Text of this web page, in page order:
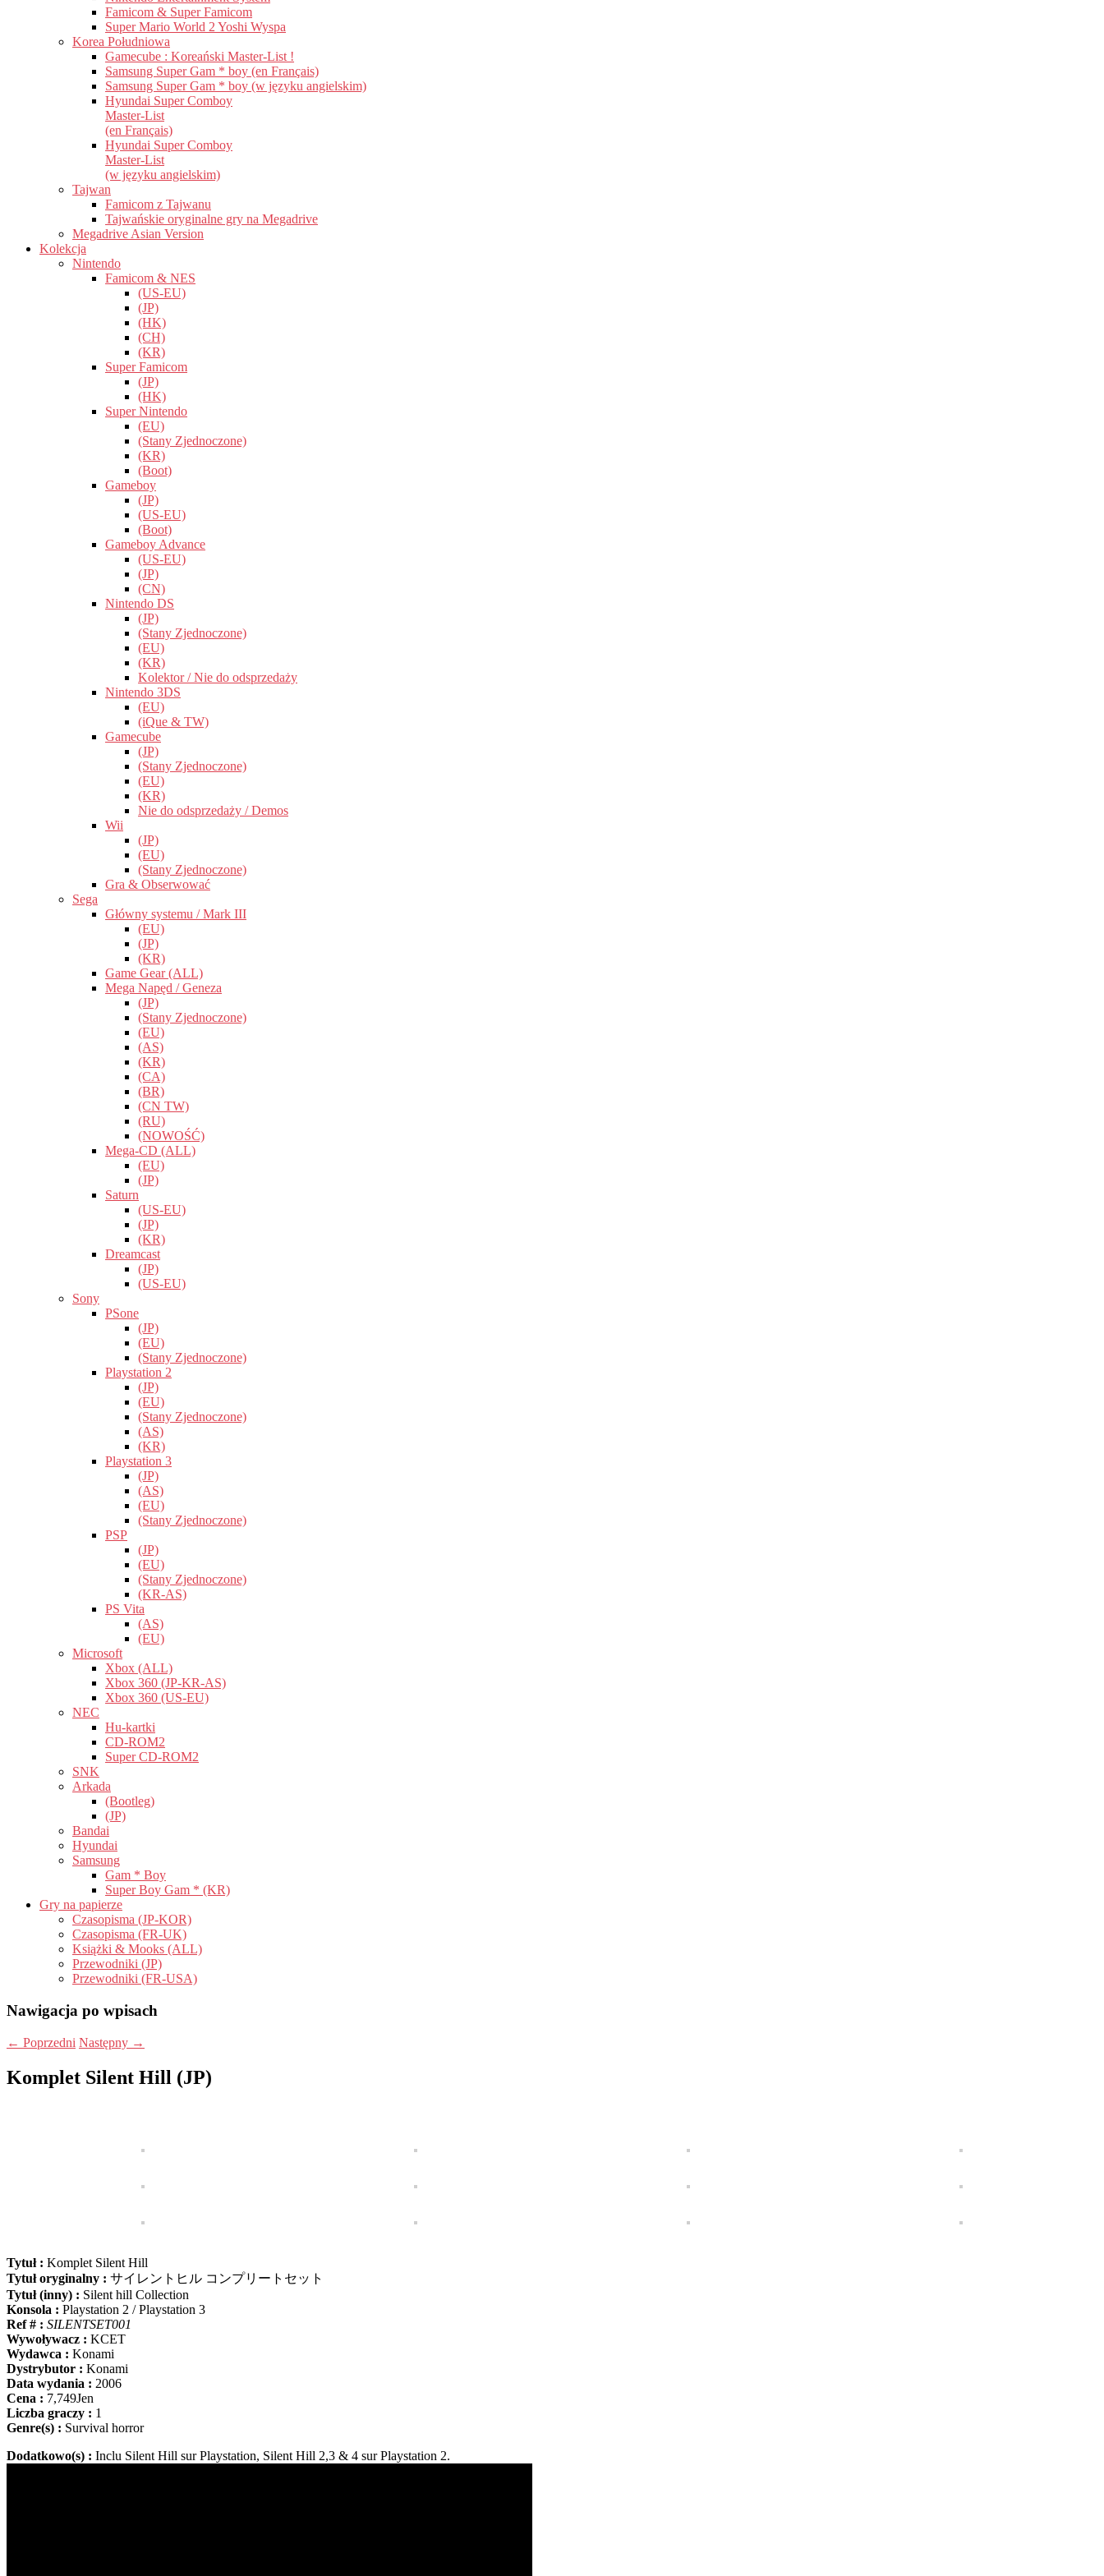
Famicom & Super Famicom
Super Mario World 2 Yoshi Wyspa
Korea Południowa
Gamecube : Koreański Master-List !
Samsung Super Gam * boy (en Français)
Samsung Super Gam * boy (w języku angielskim)
Hyundai Super Comboy
Master-List
(en Français)
Hyundai Super Comboy
Master-List
(w języku angielskim)
Tajwan
Famicom z Tajwanu
Tajwańskie oryginalne gry na Megadrive
Megadrive Asian Version
Kolekcja
Nintendo
Famicom & NES
(US-EU)
(JP)
(HK)
(CH)
(KR)
Super Famicom
(JP)
(HK)
Super Nintendo
(EU)
(Stany Zjednoczone)
(KR)
(Boot)
Gameboy
(JP)
(US-EU)
(Boot)
Gameboy Advance
(US-EU)
(JP)
(CN)
Nintendo DS
(JP)
(Stany Zjednoczone)
(EU)
(KR)
Kolektor / Nie do odsprzedaży
Nintendo 3DS
(EU)
(iQue & TW)
Gamecube
(JP)
(Stany Zjednoczone)
(EU)
(KR)
Nie do odsprzedaży / Demos
Wii
(JP)
(EU)
(Stany Zjednoczone)
Gra & Obserwować
Sega
Główny systemu / Mark III
(EU)
(JP)
(KR)
Game Gear (ALL)
Mega Napęd / Geneza
(JP)
(Stany Zjednoczone)
(EU)
(AS)
(KR)
(CA)
(BR)
(CN TW)
(RU)
(NOWOŚĆ)
Mega-CD (ALL)
(EU)
(JP)
Saturn
(US-EU)
(JP)
(KR)
Dreamcast
(JP)
(US-EU)
Sony
PSone
(JP)
(EU)
(Stany Zjednoczone)
Playstation 2
(JP)
(EU)
(Stany Zjednoczone)
(AS)
(KR)
Playstation 3
(JP)
(AS)
(EU)
(Stany Zjednoczone)
PSP
(JP)
(EU)
(Stany Zjednoczone)
(KR-AS)
PS Vita
(AS)
(EU)
Microsoft
Xbox (ALL)
Xbox 360 (JP-KR-AS)
Xbox 360 (US-EU)
NEC
Hu-kartki
CD-ROM2
Super CD-ROM2
SNK
Arkada
(Bootleg)
(JP)
Bandai
Hyundai
Samsung
Gam * Boy
Super Boy Gam * (KR)
Gry na papierze
Czasopisma (JP-KOR)
Czasopisma (FR-UK)
Książki & Mooks (ALL)
Przewodniki (JP)
Przewodniki (FR-USA)
Nawigacja po wpisach
← Poprzedni Następny →
Komplet Silent Hill (JP)
Tytuł : Komplet Silent Hill
Tytuł oryginalny : サイレントヒル コンプリートセット
Tytuł (inny) : Silent hill Collection
Konsola : Playstation 2 / Playstation 3
Ref # : SILENTSET001
Wywoływacz : KCET
Wydawca : Konami
Dystrybutor : Konami
Data wydania : 2006
Cena : 7,749Jen
Liczba graczy : 1
Genre(s) : Survival horror
Dodatkowo(s) : Inclu Silent Hill sur Playstation, Silent Hill 2,3 & 4 sur Playstation 2.